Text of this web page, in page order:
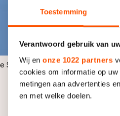
Toestemming
Verantwoord gebruik van
Wij en onze 1022 partners
cookies om informatie op
metingen aan advertenties
en met welke doelen.
Smit